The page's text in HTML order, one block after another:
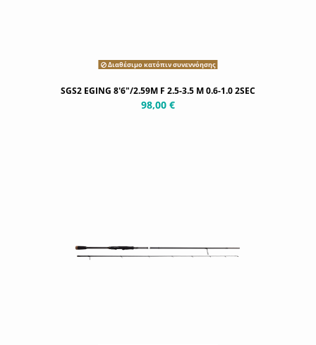
Διαθέσιμο κατόπιν συνεννόησης
SGS2 EGING 8'6"/2.59M F 2.5-3.5 M 0.6-1.0 2SEC
98,00 €